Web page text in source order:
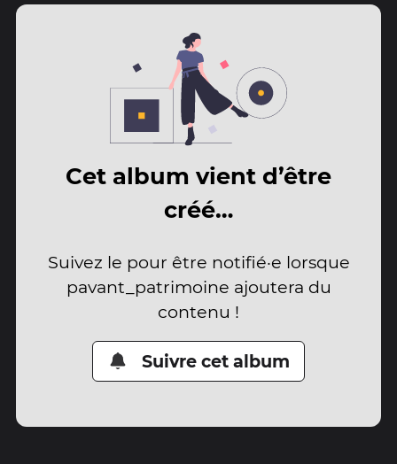
Cet album vient d’être
créé…
Suivez le pour être notifié·e lorsque
pavant_patrimoine ajoutera du
contenu !
Suivre cet album